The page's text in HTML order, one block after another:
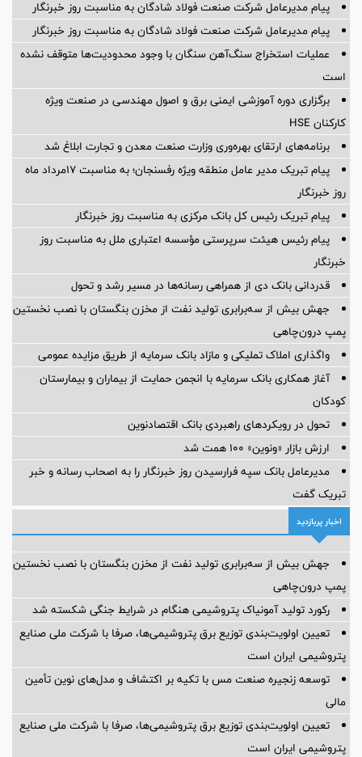
پیام مدیرعامل شرکت صنعت فولاد شادگان به مناسبت روز خبرنگار
پیام مدیرعامل شرکت صنعت فولاد شادگان به مناسبت روز خبرنگار
عملیات استخراج سنگ‌آهن سنگان با وجود محدودیت‌ها متوقف نشده
است
برگزاری دوره آموزشی ایمنی برق و اصول مهندسی در صنعت ویژه
کارکنان HSE
برنامه‌های ارتقای بهره‌وری وزارت صنعت معدن و تجارت ابلاغ شد
پیام تبریک مدیر عامل منطقه ویژه رفسنجان؛ به مناسبت ۱۷مرداد ماه
روز خبرنگار
پیام تبریک رئیس کل بانک مرکزی به مناسبت روز خبرنگار
پیام رئیس هیئت سرپرستی مؤسسه اعتباری ملل به مناسبت روز
خبرنگار
قدردانی بانک دی از همراهی رسانه‌ها در مسیر رشد و تحول
جهش بیش از سه‌برابری تولید نفت از مخزن بنگستان با نصب نخستین
پمپ درون‌چاهی
واگذاری املاک تملیکی و مازاد بانک سرمایه از طریق مزایده عمومی
آغاز همکاری بانک سرمایه با انجمن حمایت از بیماران و بیمارستان
کودکان
تحول در رویکردهای راهبردی بانک اقتصادنوین
ارزش بازار «ونوین» 100 همت شد
مدیرعامل بانک سپه فرارسیدن روز خبرنگار را به اصحاب رسانه و خبر
تبریک گفت
اخبار پربازدید
جهش بیش از سه‌برابری تولید نفت از مخزن بنگستان با نصب نخستین
پمپ درون‌چاهی
رکورد تولید آمونیاک پتروشیمی هنگام در شرایط جنگی شکسته شد
تعیین اولویت‌بندی توزیع برق پتروشیمی‌ها، صرفا با شرکت ملی صنایع
پتروشیمی ایران است
توسعه زنجیره صنعت مس با تکیه بر اکتشاف و مدل‌های نوین تأمین
مالی
تعیین اولویت‌بندی توزیع برق پتروشیمی‌ها، صرفا با شرکت ملی صنایع
پتروشیمی ایران است